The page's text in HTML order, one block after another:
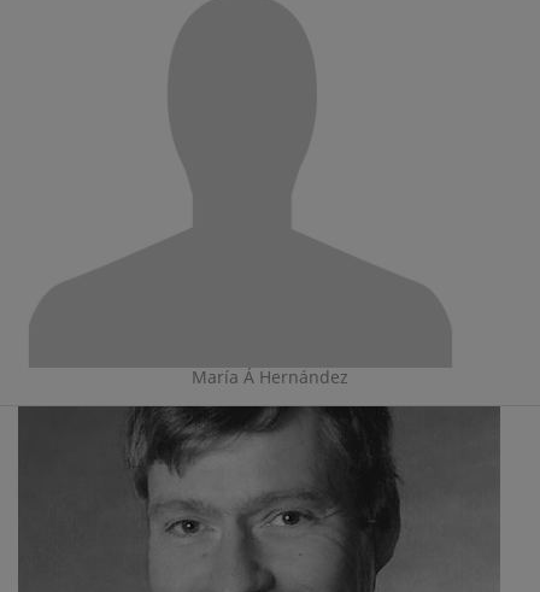
María Á Hernández